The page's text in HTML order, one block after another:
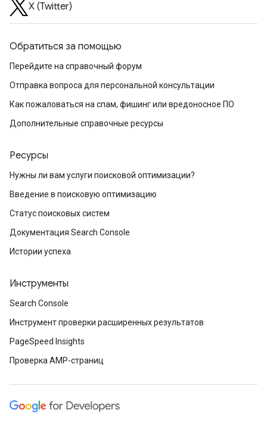
X (Twitter)
Обратиться за помощью
Перейдите на справочный форум
Отправка вопроса для персональной консультации
Как пожаловаться на спам, фишинг или вредоносное ПО
Дополнительные справочные ресурсы
Ресурсы
Нужны ли вам услуги поисковой оптимизации?
Введение в поисковую оптимизацию
Статус поисковых систем
Документация Search Console
Истории успеха
Инструменты
Search Console
Инструмент проверки расширенных результатов
PageSpeed Insights
Проверка AMP-страниц